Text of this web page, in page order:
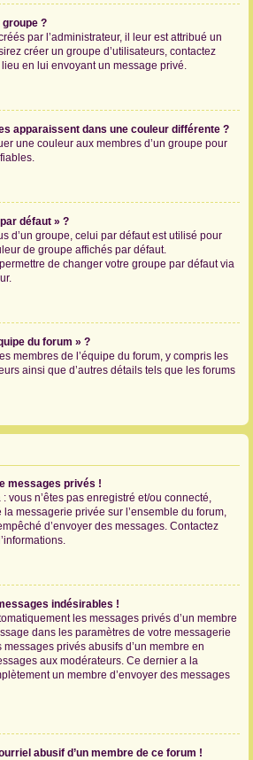
?
par l’administrateur, il leur est attribué un
créer un groupe d’utilisateurs, contactez
lieu en lui envoyant un message privé.
apparaissent dans une couleur différente ?
une couleur aux membres d’un groupe pour
défaut » ?
d’un groupe, celui par défaut est utilisé pour
de groupe affichés par défaut.
de changer votre groupe par défaut via
du forum » ?
membres de l’équipe du forum, y compris les
ainsi que d’autres détails tels que les forums
messages privés !
: vous n’êtes pas enregistré et/ou connecté,
la messagerie privée sur l’ensemble du forum,
d’envoyer des messages. Contactez
indésirables !
les messages privés d’un membre
dans les paramètres de votre messagerie
privés abusifs d’un membre en
aux modérateurs. Ce dernier a la
un membre d’envoyer des messages
abusif d’un membre de ce forum !